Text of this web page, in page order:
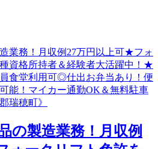
の製造業務！月収例